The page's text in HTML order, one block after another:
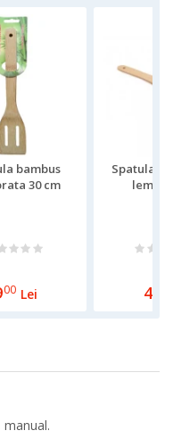
bambus
30 cm
00 Lei
Spatula
lemn,
4